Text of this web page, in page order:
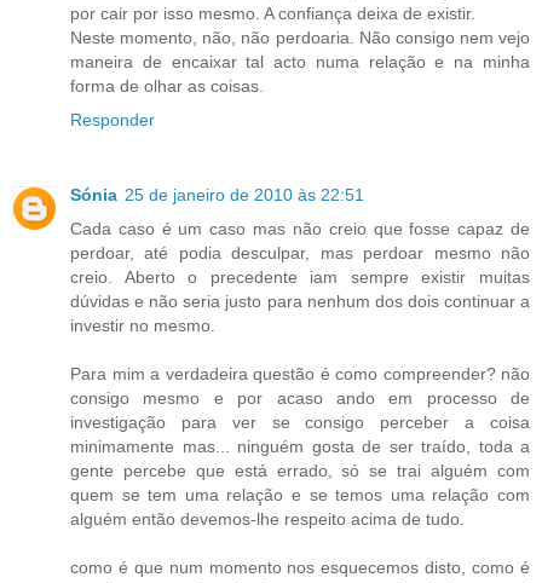
por cair por isso mesmo. A confiança deixa de existir.
Neste momento, não, não perdoaria. Não consigo nem vejo
maneira de encaixar tal acto numa relação e na minha
forma de olhar as coisas.
Responder
Sónia 25 de janeiro de 2010 às 22:51
Cada caso é um caso mas não creio que fosse capaz de
perdoar, até podia desculpar, mas perdoar mesmo não
creio. Aberto o precedente iam sempre existir muitas
dúvidas e não seria justo para nenhum dos dois continuar a
investir no mesmo.
Para mim a verdadeira questão é como compreender? não
consigo mesmo e por acaso ando em processo de
investigação para ver se consigo perceber a coisa
minimamente mas... ninguém gosta de ser traído, toda a
gente percebe que está errado, só se trai alguém com
quem se tem uma relação e se temos uma relação com
alguém então devemos-lhe respeito acima de tudo.
como é que num momento nos esquecemos disto, como é